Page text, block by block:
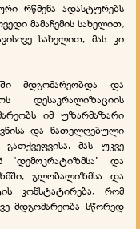
რწმენა ადასტურებს
მამაჩემის სახელით,
სახელით, მას კი
მდგომარეობდა და
დესაკრალიზაციის
იმ უზარმაზარი
და ნათელღებული
მას უკვე
"დემოკრატიზმსა" და
გლობალიზმსა და
კონსტატირება, რომ
მდგომარეობა სწორედ